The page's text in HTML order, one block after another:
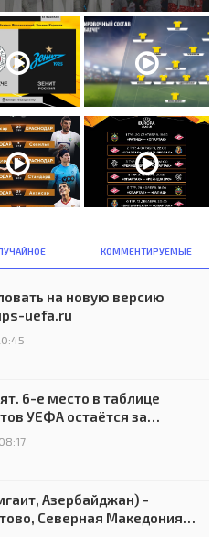
КОММЕНТИРУЕМЫЕ
на новую версию
uefa.ru
6-е место в таблице
УЕФА остаётся за
Азербайджан) -
Северная Македония) -